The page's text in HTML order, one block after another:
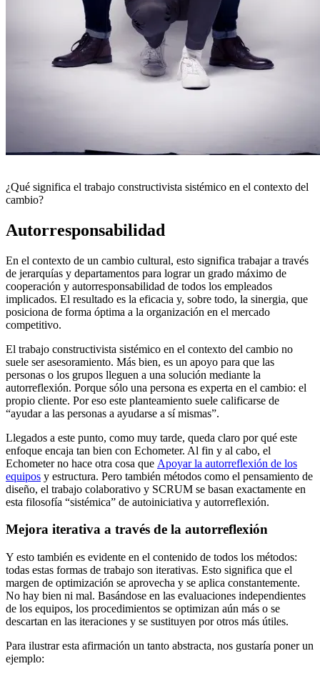
¿Qué significa el trabajo constructivista sistémico en el contexto del
cambio?
Autorresponsabilidad
En el contexto de un cambio cultural, esto significa trabajar a través
de jerarquías y departamentos para lograr un grado máximo de
cooperación y autorresponsabilidad de todos los empleados
implicados. El resultado es la eficacia y, sobre todo, la sinergia, que
posiciona de forma óptima a la organización en el mercado
competitivo.
El trabajo constructivista sistémico en el contexto del cambio no
suele ser asesoramiento. Más bien, es un apoyo para que las
personas o los grupos lleguen a una solución mediante la
autorreflexión. Porque sólo una persona es experta en el cambio: el
propio cliente. Por eso este planteamiento suele calificarse de
“ayudar a las personas a ayudarse a sí mismas”.
Llegados a este punto, como muy tarde, queda claro por qué este
enfoque encaja tan bien con Echometer. Al fin y al cabo, el
Echometer no hace otra cosa que Apoyar la autorreflexión de los
equipos y estructura. Pero también métodos como el pensamiento de
diseño, el trabajo colaborativo y SCRUM se basan exactamente en
esta filosofía “sistémica” de autoiniciativa y autorreflexión.
Mejora iterativa a través de la autorreflexión
Y esto también es evidente en el contenido de todos los métodos:
todas estas formas de trabajo son iterativas. Esto significa que el
margen de optimización se aprovecha y se aplica constantemente.
No hay bien ni mal. Basándose en las evaluaciones independientes
de los equipos, los procedimientos se optimizan aún más o se
descartan en las iteraciones y se sustituyen por otros más útiles.
Para ilustrar esta afirmación un tanto abstracta, nos gustaría poner un
ejemplo: